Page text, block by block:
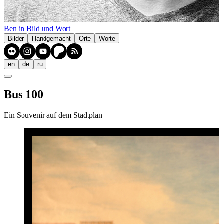
Ben in Bild und Wort
Bilder Handgemacht Orte Worte
en de ru
Bus 100
Ein Souvenir auf dem Stadtplan